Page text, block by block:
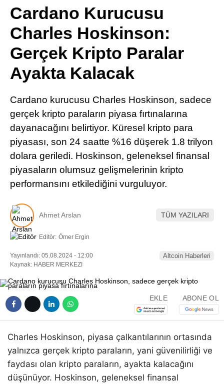
Youtube
TikTok
Cardano Kurucusu
Charles Hoskinson:
Gerçek Kripto Paralar
Ayakta Kalacak
Cardano kurucusu Charles Hoskinson, sadece
gerçek kripto paraların piyasa fırtınalarına
dayanacağını belirtiyor. Küresel kripto para
piyasası, son 24 saatte %16 düşerek 1.8 trilyon
dolara geriledi. Hoskinson, geleneksel finansal
piyasaların olumsuz gelişmelerinin kripto
performansını etkilediğini vurguluyor.
Ahmet Arslan TÜM YAZILARI
Editör: Ömer Ergin
Yayınlandı: 05.08.2024 - 12:00
Kaynak: HABER MERKEZI
Altcoin Haberleri
EKLE ABONE OL
Charles Hoskinson, piyasa çalkantılarının ortasında
yalnızca gerçek kripto paraların, yani güvenilirliği ve
faydası olan kripto paraların, ayakta kalacağını
düşünüyor. Hoskinson, geleneksel finansal